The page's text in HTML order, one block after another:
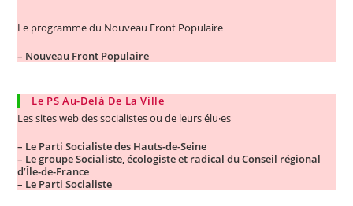
Le programme du Nouveau Front Populaire
– Nouveau Front Populaire
Le PS Au-Delà De La Ville
Les sites web des socialistes ou de leurs élu·es
– Le Parti Socialiste des Hauts-de-Seine
– Le groupe Socialiste, écologiste et radical du Conseil régional
d’Île-de-France
– Le Parti Socialiste